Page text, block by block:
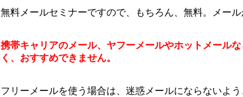
無料メールセミナーですので、もちろん、無料。メー
携帯キャリアのメール、ヤフーメールやホットメール
く、おすすめできません。
フリーメールを使う場合は、迷惑メールにならないよ